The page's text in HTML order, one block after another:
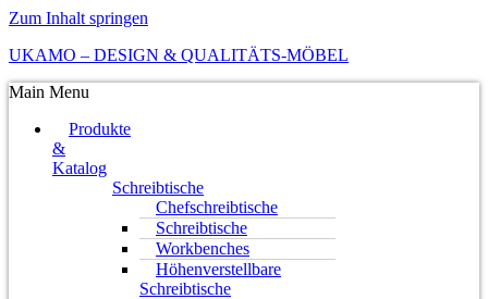
Zum Inhalt springen
UKAMO – DESIGN & QUALITÄTS-MÖBEL
Main Menu
Produkte
&
Katalog
Schreibtische
Chefschreibtische
Schreibtische
Workbenches
Höhenverstellbare
Schreibtische